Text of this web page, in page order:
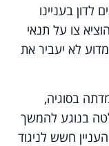
בעניינו
צו על תנאי
לא יעביר את
בסוגיה,
בנוגע להמשך
חשש לניגוד